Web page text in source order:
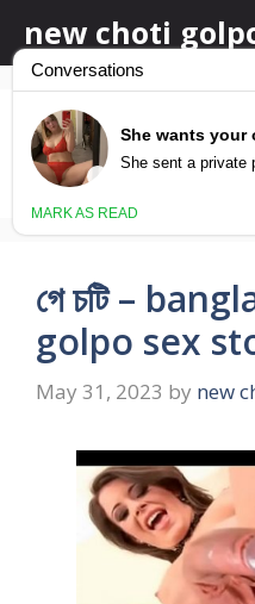
to
content
new choti
গে চটি গল্প
গে চটি –
golpo sex
May 31, 2023 by new